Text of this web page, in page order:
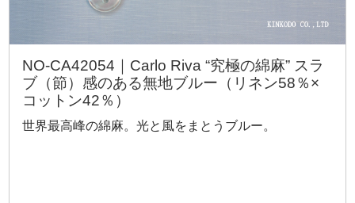
NO-CA42054｜Carlo Riva “究極の綿麻” スラ
ブ（節）感のある無地ブルー（リネン58％×
コットン42％）
世界最高峰の綿麻。光と風をまとうブルー。